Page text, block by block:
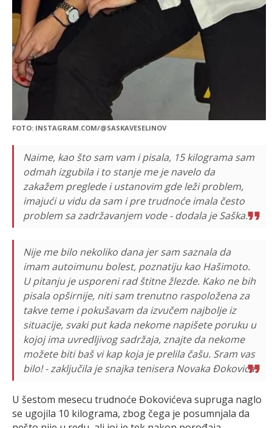
FOTO: INSTAGRAM.COM/@SASKAVESELINOV
Naime, kao što sam vam i pisala, 15 kilograma sam
odmah izgubila i to stanje me je navelo da
zakažem preglede i ustanovim gde leži problem,
imajući u vidu da sam i pre trudnoće imala često
problem sa zadržavanjem vode - dodala je Saška.
Nije me bilo nekoliko dana jer sam saznala da
imam autoimunu bolest, poznatiju kao Hašimoto.
U pitanju je usporeni rad štitne žlezde. Kako ne bih
pisala opširnije, niti sam trenutno raspoložena za
takve teme i pokušavam da izvučem najbolje iz
situacije, svaki put kada nekome napišete poruku u
kojoj ima uvredljivog sadržaja, znajte da nekome
možete biti baš vi kap koja je prelila čašu. Sram vas
bilo! - zaključila je snajka tenisera Novaka Đokovića.
U šestom mesecu trudnoće Đokovićeva supruga naglo
se ugojila 10 kilograma, zbog čega je posumnjala da